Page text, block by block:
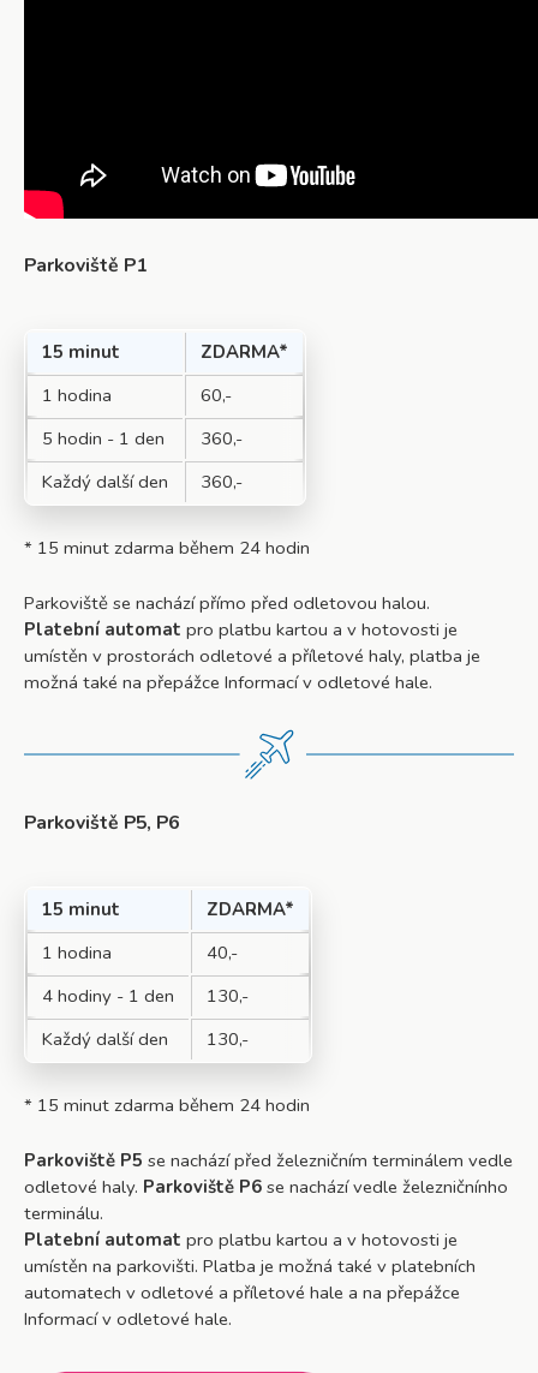
Parkoviště P1
15 minut
ZDARMA*
1 hodina
60,-
5 hodin - 1 den
360,-
Každý další den
360,-
* 15 minut zdarma během 24 hodin
Parkoviště se nachází přímo před odletovou halou.
Platební automat pro platbu kartou a v hotovosti je
umístěn v prostorách odletové a příletové haly, platba je
možná také na přepážce Informací v odletové hale.
Parkoviště P5, P6
15 minut
ZDARMA*
1 hodina
40,-
4 hodiny - 1 den
130,-
Každý další den
130,-
* 15 minut zdarma během 24 hodin
Parkoviště P5 se nachází před železničním terminálem vedle
odletové haly. Parkoviště P6 se nachází vedle železničnínho
terminálu.
Platební automat pro platbu kartou a v hotovosti je
umístěn na parkovišti. Platba je možná také v platebních
automatech v odletové a příletové hale a na přepážce
Informací v odletové hale.